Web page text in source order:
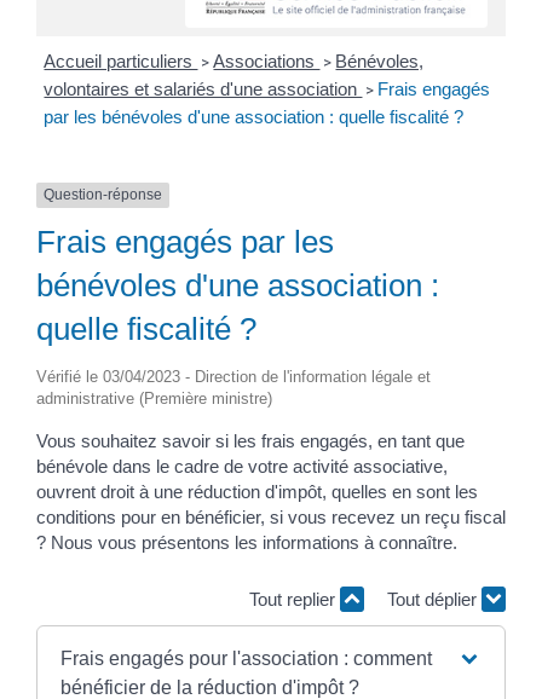
Accueil particuliers > Associations > Bénévoles,
volontaires et salariés d'une association > Frais engagés
par les bénévoles d'une association : quelle fiscalité ?
Question-réponse
Frais engagés par les
bénévoles d'une association :
quelle fiscalité ?
Vérifié le 03/04/2023 - Direction de l'information légale et
administrative (Première ministre)
Vous souhaitez savoir si les frais engagés, en tant que
bénévole dans le cadre de votre activité associative,
ouvrent droit à une réduction d'impôt, quelles en sont les
conditions pour en bénéficier, si vous recevez un reçu fiscal
? Nous vous présentons les informations à connaître.
Tout replier Tout déplier
Frais engagés pour l'association : comment
bénéficier de la réduction d'impôt ?